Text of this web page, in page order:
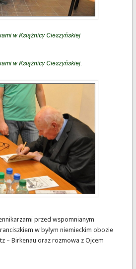
przed wspomnianym
w byłym niemieckim obozie
– Birkenau oraz rozmowa z Ojcem